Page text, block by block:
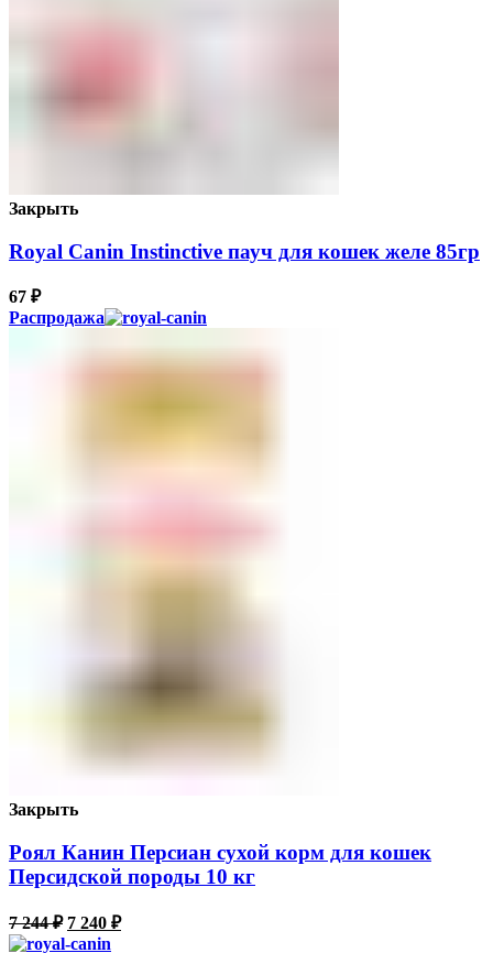
Закрыть
Royal Canin Instinctive пауч для кошек желе 85гр
67 ₽
Распродажа
Закрыть
Роял Канин Персиан сухой корм для кошек
Персидской породы 10 кг
7 244₽ 7 240 ₽